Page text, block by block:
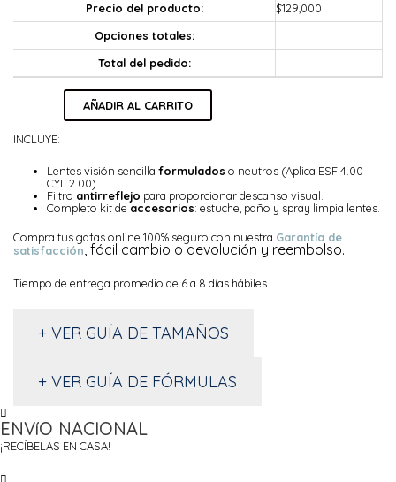
Precio del producto: $129,000
Opciones totales:
Total del pedido:
AÑADIR AL CARRITO
INCLUYE:
Lentes visión sencillaformulados o neutros (Aplica ESF 4.00
CYL 2.00).
Filtro antirreflejo para proporcionar descanso visual.
Completo kit de accesorios: estuche, paño y spray limpia lentes.
Compra tus gafas online 100% seguro con nuestra Garantía de
satisfacción, fácil cambio o devolución y reembolso.
Tiempo de entrega promedio de 6 a 8 días hábiles.
+ VER GUÍA DE TAMAÑOS
+ VER GUÍA DE FÓRMULAS
ENVíO NACIONAL
¡RECÍBELAS EN CASA!